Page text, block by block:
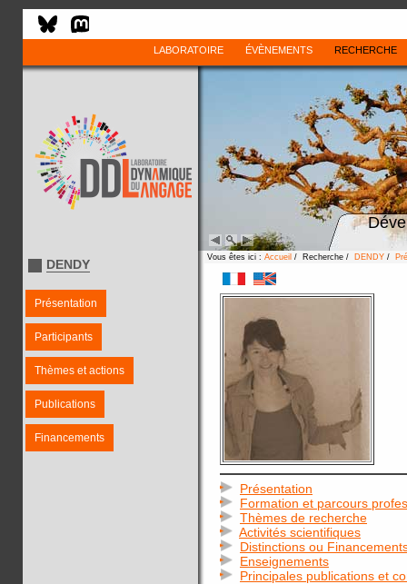
LABORATOIRE ÉVÈNEMENTS RECHERCHE
DENDY
Présentation
Participants
Thèmes et actions
Publications
Financements
Vous êtes ici : Accueil / Recherche / DENDY /
Présentation
Formation et parcours
Thèmes de recherche
Activités scientifiques
Distinctions ou
Enseignements
Principales publications et